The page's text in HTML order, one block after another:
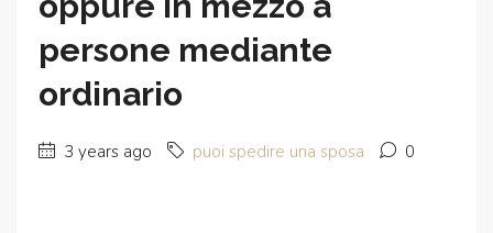
persone mediante
ordinario
3 years ago puoi spedire una sposa 0